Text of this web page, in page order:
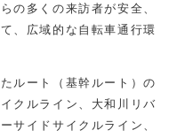
の多くの来訪者が安全、
、広域的な自転車通行環
ルート（基幹ルート）の
クルライン、大和川リバ
サイドサイクルライン、